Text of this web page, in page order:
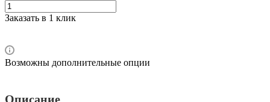
Заказать в 1 клик
Возможны дополнительные опции
Описание